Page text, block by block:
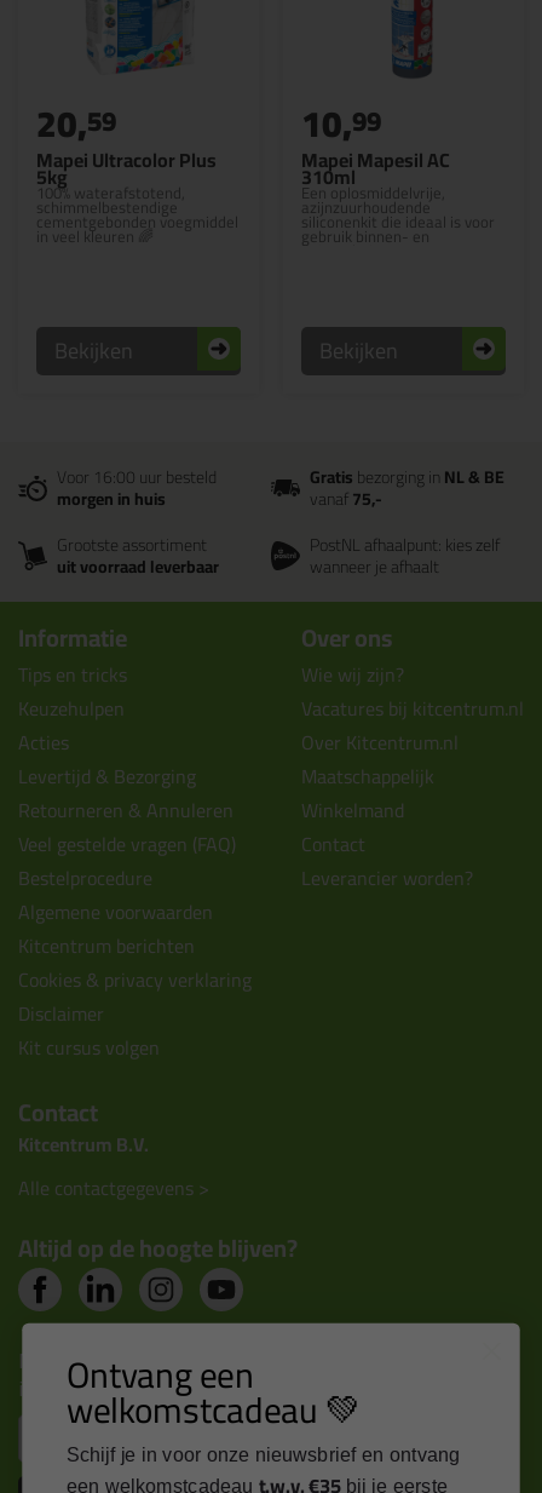
Mapei Ultracolor Plus
5kg
100% waterafstotend,
schimmelbestendige
cementgebonden voegmiddel
in veel kleuren 🌈
20,59
Bekijken
Mapei Mapesil AC
310ml
Een oplosmiddelvrije,
azijnzuurhoudende
siliconenkit die ideaal is voor
gebruik binnen- en
buitenshuis
10,99
Bekijken
Voor 16:00 uur besteld
morgen in huis
Gratisbezorging inNL & BE
vanaf75,-
Grootste assortiment
uit voorraad leverbaar
PostNL afhaalpunt: kies zelf
wanneer je afhaalt
Informatie
Tips en tricks
Keuzehulpen
Acties
Levertijd & Bezorging
Retourneren & Annuleren
Veel gestelde vragen (FAQ)
Bestelprocedure
Algemene voorwaarden
Kitcentrum berichten
Cookies & privacy verklaring
Disclaimer
Kit cursus volgen
Over ons
Wie wij zijn?
Vacatures bij kitcentrum.nl
Over Kitcentrum.nl
Maatschappelijk
Winkelmand
Contact
Leverancier worden?
Contact
Kitcentrum B.V.
Alle contactgegevens >
Altijd op de hoogte blijven?
Nieuws, tips en exclusieve deals rechtstreeks in je
inbox Ontvang een
welkomstcadeau 💚
Schijf je in voor onze nieuwsbrief en ontvang
een welkomstcadeau t.w.v. €35 bij je eerste